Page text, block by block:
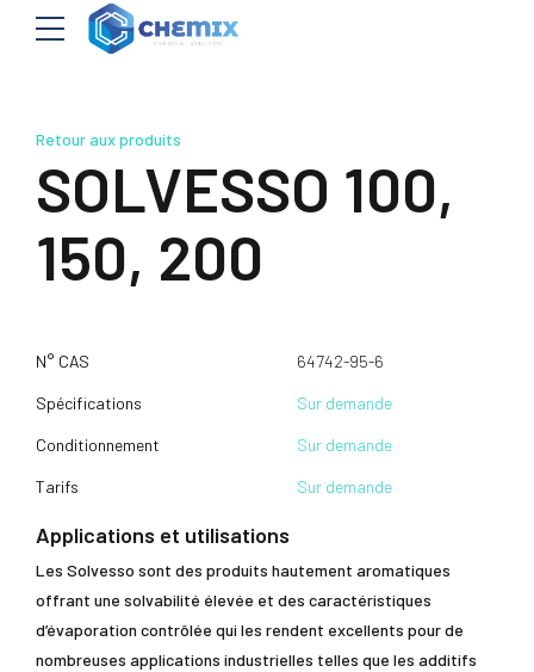
Retour aux produits
SOLVESSO 100,
150, 200
N° CAS 64742-95-6
Spécifications Sur demande
Conditionnement Sur demande
Tarifs Sur demande
Applications et utilisations
Les Solvesso sont des produits hautement aromatiques
offrant une solvabilité élevée et des caractéristiques
d’évaporation contrôlée qui les rendent excellents pour de
nombreuses applications industrielles telles que les additifs